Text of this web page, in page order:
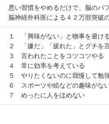
悪い習慣をやめるだけで、脳のパ
脳神経外科医による４２万部突破
１ 「興味がない」と物事を避け
２ 「嫌だ」「疲れた」とグチを
３ 言われたことをコツコツやる
４ 常に効率を考えている
５ やりたくないのに我慢して勉
６ スポーツや絵などの趣味がな
７ めったに人をほめない